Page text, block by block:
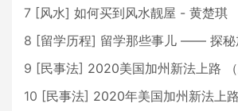
7 [风水] 如何买到风水靓屋 - 黄楚琪
8 [留学历程] 留学那些事儿 —— 探秘加州理工学
9 [民事法] 2020美国加州新法上路 （
10 [民事法] 2020年美国加州新法上路